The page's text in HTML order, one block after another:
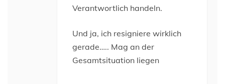
Verantwortlich handeln.
Und ja, ich resigniere wirklich
gerade….. Mag an der
Gesamtsituation liegen